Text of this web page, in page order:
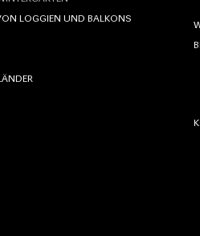
LOGGIEN UND BALKONS